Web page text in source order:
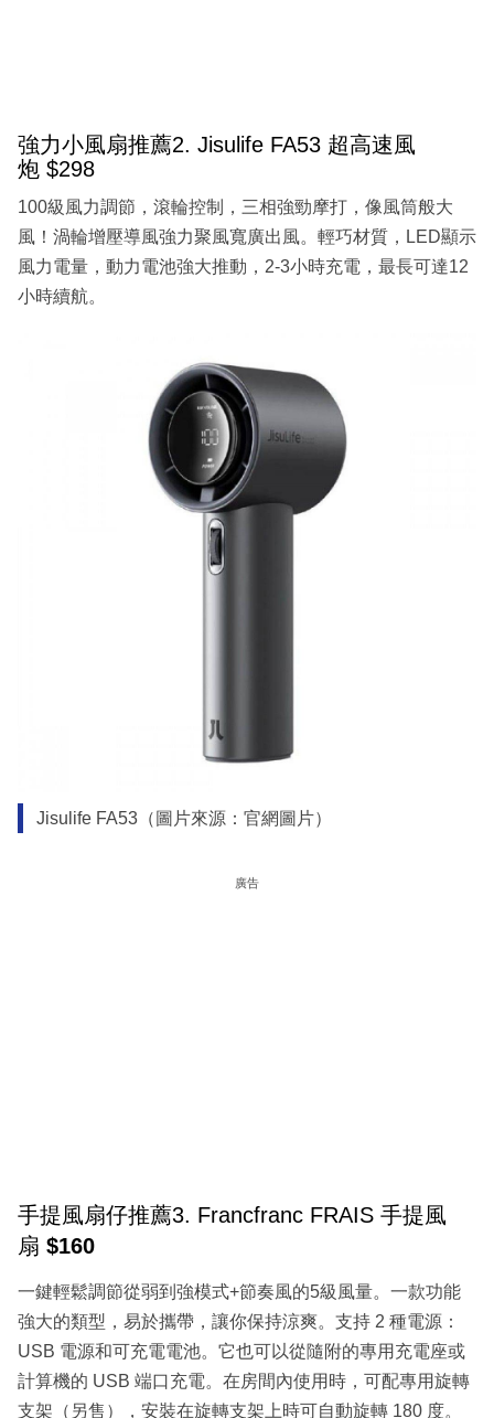
強力小風扇推薦2. Jisulife FA53 超高速風
炮 $298
100級風力調節，滾輪控制​，三相強勁摩打，像風筒般大
風！渦輪增壓導風強力聚風寬廣出風。輕巧材質，LED顯示
風力電量，動力電池強大推動，2-3小時充電，最長可達12
小時續航。
Jisulife FA53（圖片來源：官網圖片）
廣告
手提風扇仔推薦3. Francfranc FRAIS 手提風
扇 $160
一鍵輕鬆調節從弱到強模式+節奏風的5級風量。一款功能
強大的類型，易於攜帶，讓你保持涼爽。支持 2 種電源：
USB 電源和可充電電池。它也可以從隨附的專用充電座或
計算機的 USB 端口充電。在房間內使用時，可配專用旋轉
支架（另售），安裝在旋轉支架上時可自動旋轉 180 度。